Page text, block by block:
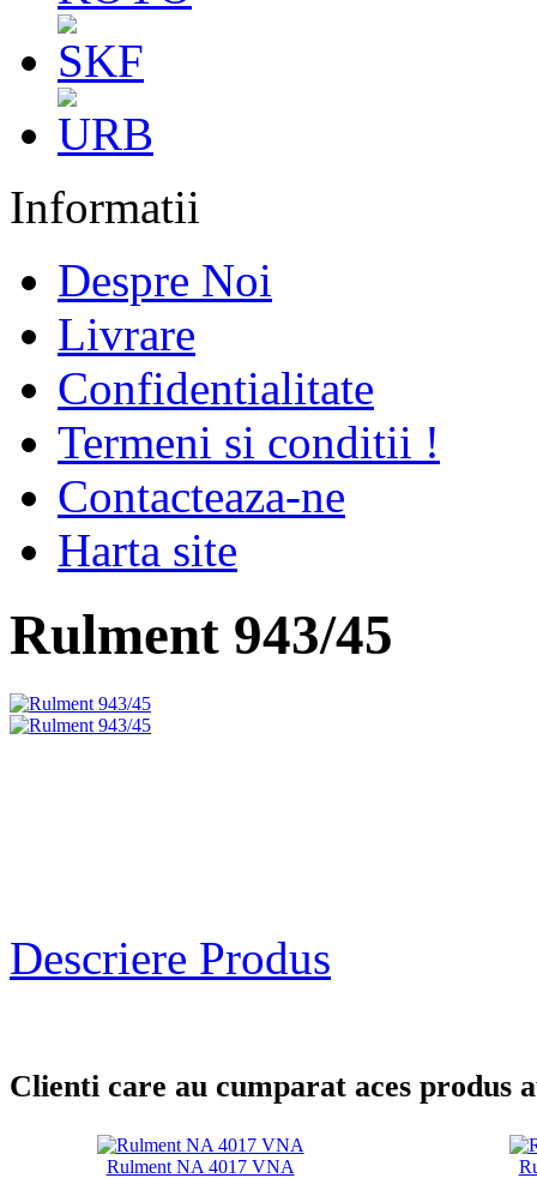
Informatii
Despre Noi
Livrare
Confidentialitate
Termeni si conditii !
Contacteaza-ne
Harta site
Rulment 943/45
Descriere Produs
Clienti care au cumparat aces produs
Rulment NA 4017 VNA